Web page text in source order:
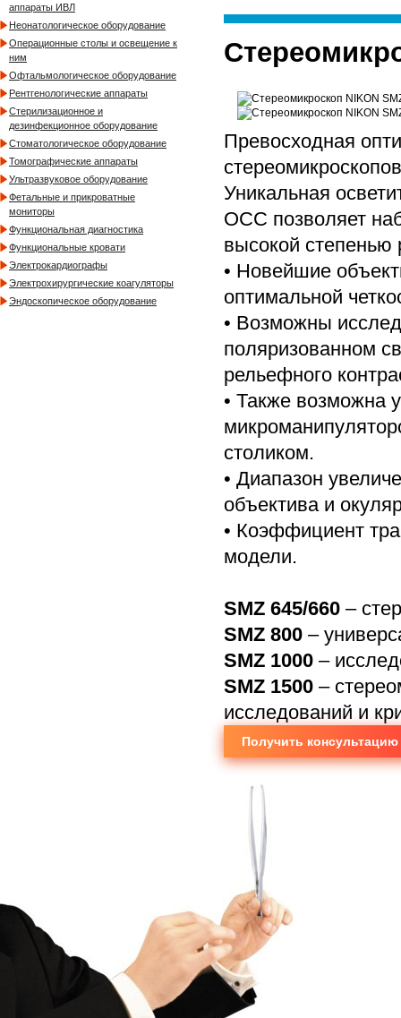
аппараты ИВЛ
Неонатологическое оборудование
Операционные столы и освещение к
ним
Офтальмологическое оборудование
Рентгенологические аппараты
Стерилизационное и
дезинфекционное оборудование
Стоматологическое оборудование
Томографические аппараты
Ультразвуковое оборудование
Фетальные и прикроватные
мониторы
Функциональная диагностика
Функциональные кровати
Электрокардиографы
Электрохирургические коагуляторы
Эндоскопическое оборудование
Превосходная
Уникальная
OCC позволяет
высокой степенью
• Новейшие
оптимальной
• Возможны
поляризованном
рельефного
• Также возможна
столиком.
• Диапазон
объектива и
• Коэффициент
модели.
SMZ 645/660 –
SMZ 800 –
SMZ 1000 –
SMZ 1500 –
исследований и
Получить консультацию